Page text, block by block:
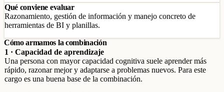
Qué conviene evaluar
Razonamiento, gestión de información y manejo concreto de
herramientas de BI y planillas.
Cómo armamos la combinación
1 · Capacidad de aprendizaje
Una persona con mayor capacidad cognitiva suele aprender más
rápido, razonar mejor y adaptarse a problemas nuevos. Para este
cargo es una buena base de la combinación.